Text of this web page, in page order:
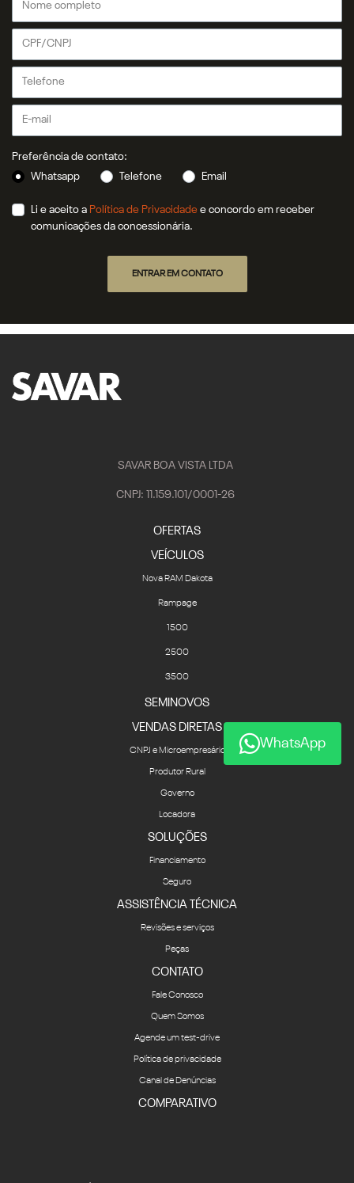
Preferência de contato:
Whatsapp
Telefone Email
Li e aceito a Política de Privacidade e concordo em receber
comunicações da concessionária.
ENTRAR EM CONTATO
SAVAR BOA VISTA LTDA
CNPJ: 11.159.101/0001-26
OFERTAS
VEÍCULOS
Nova RAM Dakota
Rampage
1500
2500
3500
SEMINOVOS
VENDAS DIRETAS
CNPJ e Microempresário
Produtor Rural
Governo
Locadora
SOLUÇÕES
Financiamento
Seguro
ASSISTÊNCIA TÉCNICA
Revisões e serviços
Peças
CONTATO
Fale Conosco
Quem Somos
Agende um test-drive
Política de privacidade
Canal de Denúncias
COMPARATIVO
WhatsApp